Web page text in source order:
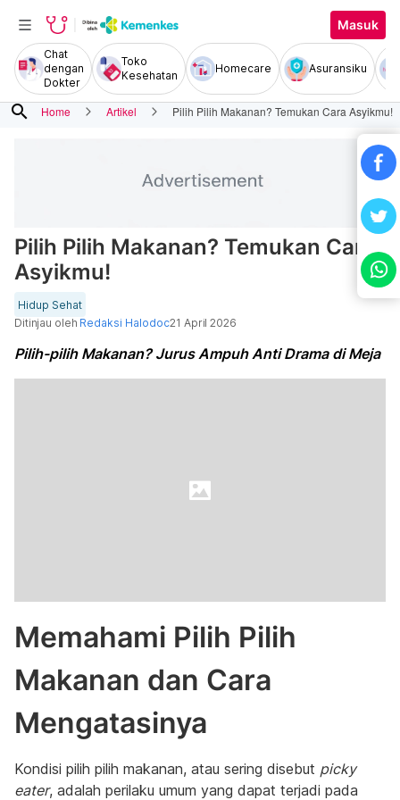
Masuk
Chat
dengan
Dokter
Toko
Kesehatan
Homecare Asuransiku
search Home Artikel Pilih Pilih Makanan? Temukan Cara Asyikmu!
Pilih Pilih Makanan? Temukan Cara
Asyikmu!
Hidup Sehat
Ditinjau oleh Redaksi Halodoc21 April 2026
Pilih-pilih Makanan? Jurus Ampuh Anti Drama di Meja
Memahami Pilih Pilih
Makanan dan Cara
Mengatasinya
Kondisi pilih pilih makanan, atau sering disebut picky
eater, adalah perilaku umum yang dapat terjadi pada